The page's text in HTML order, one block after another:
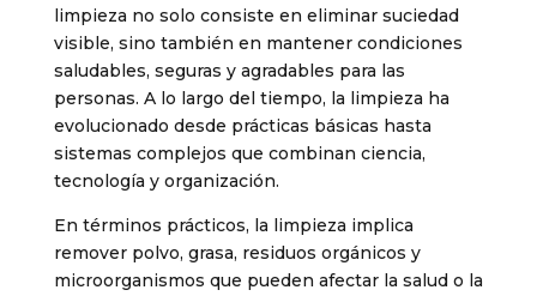
limpieza no solo consiste en eliminar suciedad
visible, sino también en mantener condiciones
saludables, seguras y agradables para las
personas. A lo largo del tiempo, la limpieza ha
evolucionado desde prácticas básicas hasta
sistemas complejos que combinan ciencia,
tecnología y organización.
En términos prácticos, la limpieza implica
remover polvo, grasa, residuos orgánicos y
microorganismos que pueden afectar la salud o la